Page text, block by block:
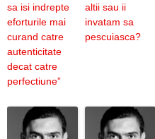
sa isi indrepte
eforturile mai
curand catre
autenticitate
decat catre
perfectiune”
altii sau ii
invatam sa
pescuiasca?